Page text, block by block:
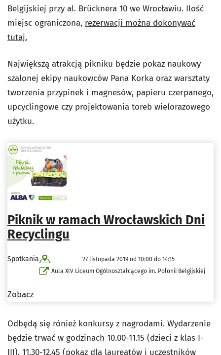
Belgijskiej przy al. Brücknera 10 we Wrocławiu. Ilość
miejsc ograniczona, rezerwacji można dokonywać
tutaj.
Największą atrakcją pikniku będzie pokaz naukowy
szalonej ekipy naukowców Pana Korka oraz warsztaty
tworzenia przypinek i magnesów, papieru czerpanego,
upcyclingowe czy projektowania toreb wielorazowego
użytku.
Piknik w ramach Wrocławskich Dni
Recyclingu
Spotkania
27 listopada 2019 od 10:00 do 14:15
Aula XIV Liceum Ogólnoształcącego im. Polonii Belgijskiej
Zobacz
Odbędą się rónież konkursy z nagrodami. Wydarzenie
będzie trwać w godzinach 10.00-11.15 (dzieci z klas I-
III), 11.30-12.45 (pokaz dla laureatów i uczestników